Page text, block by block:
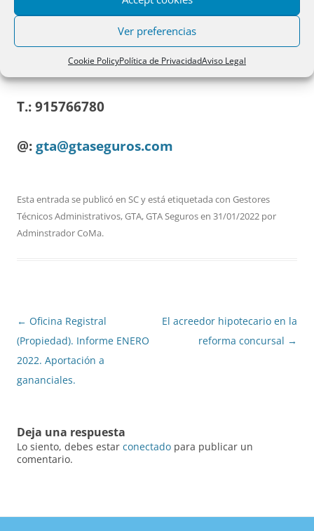
Ver preferencias
Cookie PolicyPolítica de PrivacidadAviso Legal
Paseo de la Habana, 200 1º Dcha
28036 MADRID
T.: 915766780
@: gta@gtaseguros.com
Esta entrada se publicó en SCy está etiquetada con Gestores
Técnicos Administrativos,GTA,GTA Segurosen 31/01/2022 por
Adminstrador CoMa.
Navegación
de
entradas
← Oficina Registral
(Propiedad). Informe ENERO
2022. Aportación a
gananciales.
El acreedor hipotecario en la
reforma concursal →
Deja una respuesta
Lo siento, debes estar conectado para publicar un
comentario.